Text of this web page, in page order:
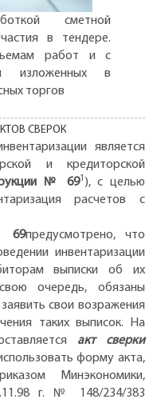
сметной
в тендере.
работ и с
изложенных в
торгов
является
и кредиторской
№ 691 ), с целью
расчетов с
69предусмотрено, что
инвентаризации
выписки об их
очередь, обязаны
свои возражения
таких выписок. На
акт сверки
форму акта,
Минэкономики,
г. № 148/234/383